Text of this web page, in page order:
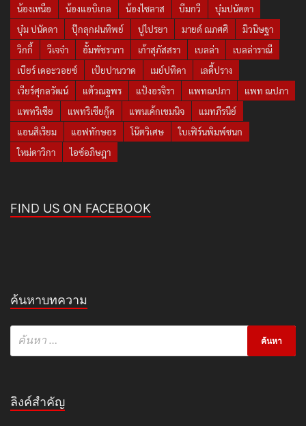
น้องเหนือ
น้องแอบิเกล น้องไซลาส บีมกวี
บุ๋มปนัดดา
บุ๋ม ปนัดดา
ปุ๊กลุกฝนทิพย์ ปูไปรยา มายด์ ณภศศิ
มิวนิษฐา
วิกกี้
วีเจจ๋า อั้มพัชราภา เก้าสุภัสสรา เบลล่า
เบลล่าราณี
เบียร์ เดอะวอยซ์
เป้ยปานวาด เมย์ปทิดา
เลดี้ปราง
เวียร์ศุกลวัฒน์
แต้วณฐพร แป้งอรจิรา แพทณปภา
แพท ณปภา
แพทริเซีย
แพทริเซียกู๊ด แพนเค้กเขมนิจ
แมทภีรนีย์
แอนสิเรียม
แอฟทักษอร โน๊ตวิเศษ
ใบเฟิร์นพิมพ์ชนก
ใหม่ดาวิกา
ไอซ์อภิษฎา
FIND US ON FACEBOOK
ค้นหาบทความ
ลิงค์สำคัญ